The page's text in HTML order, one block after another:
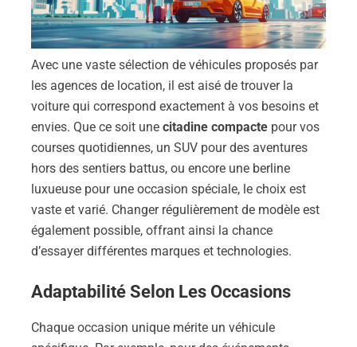
Avec une vaste sélection de véhicules proposés par
les agences de location, il est aisé de trouver la
voiture qui correspond exactement à vos besoins et
envies. Que ce soit une citadine compacte pour vos
courses quotidiennes, un SUV pour des aventures
hors des sentiers battus, ou encore une berline
luxueuse pour une occasion spéciale, le choix est
vaste et varié. Changer régulièrement de modèle est
également possible, offrant ainsi la chance
d’essayer différentes marques et technologies.
Adaptabilité Selon Les Occasions
Chaque occasion unique mérite un véhicule